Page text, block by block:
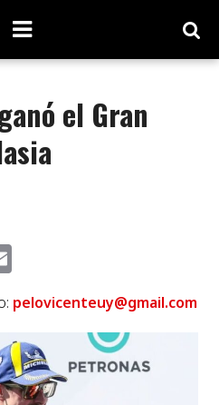
el Gran
Email
pelovicenteuy@gmail.com